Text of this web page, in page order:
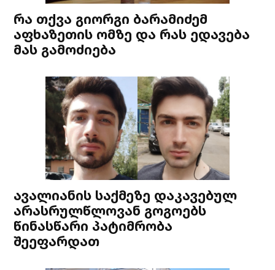
რა თქვა გიორგი ბარამიძემ
აფხაზეთის ომზე და რას ედავება
მას გამოძიება
ავალიანის საქმეზე დაკავებულ
არასრულწლოვან გოგოებს
წინასწარი პატიმრობა
შეეფარდათ